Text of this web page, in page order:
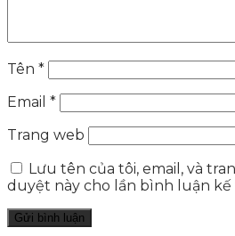
Tên *
Email *
Trang web
Lưu tên của tôi, email, và
duyệt này cho lần bình luận kế